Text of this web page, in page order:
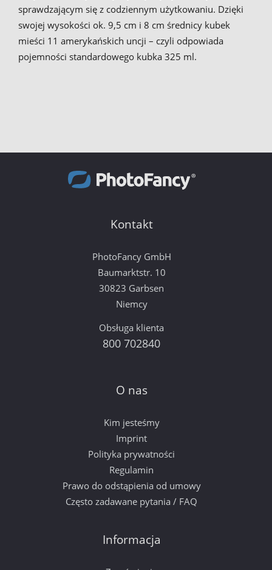
sprawdzającym się z codziennym użytkowaniu. Dzięki
swojej wysokości ok. 9,5 cm i 8 cm średnicy kubek
mieści 11 amerykańskich uncji – czyli odpowiada
pojemności standardowego kubka 325 ml.
Kontakt
PhotoFancy GmbH
Baumarktstr. 10
30823 Garbsen
Niemcy
Obsługa klienta
800 702840
O nas
Kim jesteśmy
Imprint
Polityka prywatności
Regulamin
Prawo do odstąpienia od umowy
Często zadawane pytania / FAQ
Informacja